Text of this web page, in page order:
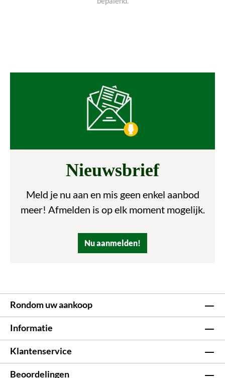
Nieuwsbrief
Meld je nu aan en mis geen enkel aanbod
meer! Afmelden is op elk moment mogelijk.
Nu aanmelden!
Rondom uw aankoop
Informatie
Klantenservice
Beoordelingen